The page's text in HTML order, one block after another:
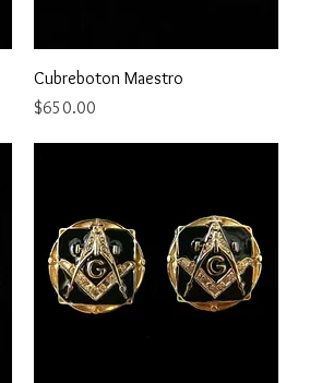
Vista rápida
Cubreboton Maestro
Precio
$650.00